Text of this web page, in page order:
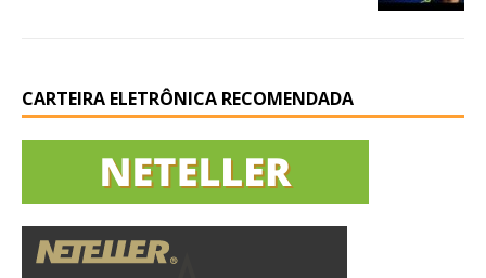
CARTEIRA ELETRÔNICA RECOMENDADA